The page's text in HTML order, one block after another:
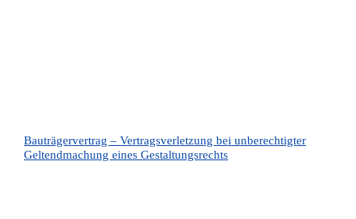
Bauträgervertrag – Vertragsverletzung bei unberechtigter
Geltendmachung eines Gestaltungsrechts